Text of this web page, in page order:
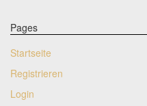
Pages
Startseite
Registrieren
Login